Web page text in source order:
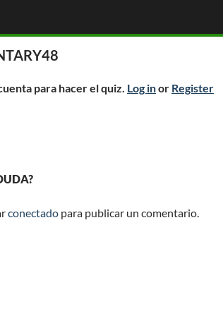
para hacer el quiz. Log inor Register
conectado para publicar un comentario.